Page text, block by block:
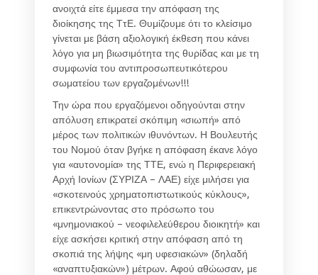
ανοιχτά είτε έμμεσα την απόφαση της
διοίκησης της ΤτΕ. Θυμίζουμε ότι το κλείσιμο
γίνεται με βάση αξιολογική έκθεση που κάνει
λόγο για μη βιωσιμότητα της θυρίδας και με τη
συμφωνία του αντιπροσωπευτικότερου
σωματείου των εργαζομένων!!!
Την ώρα που εργαζόμενοι οδηγούνται στην
απόλυση επικρατεί σκόπιμη «σιωπή» από
μέρος των πολιτικών ιθυνόντων. Η Βουλευτής
του Νομού όταν βγήκε η απόφαση έκανε λόγο
για «αυτονομία» της ΤΤΕ, ενώ η Περιφερειακή
Αρχή Ιονίων (ΣΥΡΙΖΑ – ΛΑΕ) είχε μιλήσει για
«σκοτεινούς χρηματοπιστωτικούς κύκλους»,
επικεντρώνοντας στο πρόσωπο του
«μνημονιακού – νεοφιλελεύθερου διοικητή» και
είχε ασκήσει κριτική στην απόφαση από τη
σκοπιά της λήψης «μη υφεσιακών» (δηλαδή
«αναπτυξιακών») μέτρων. Αφού αθώωσαν, με